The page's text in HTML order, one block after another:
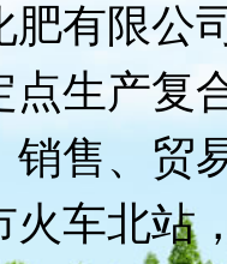
荣获"湖
业产业
得过产品
、三届